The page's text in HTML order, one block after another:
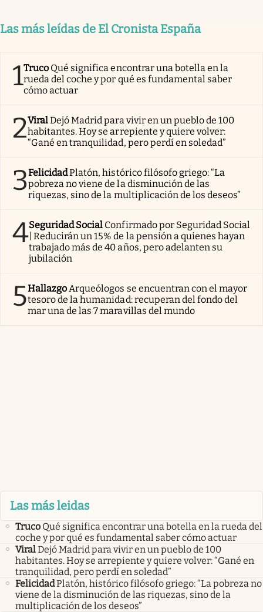
Las más leídas de El Cronista España
1Truco Qué significa encontrar una botella en la
rueda del coche y por qué es fundamental saber
cómo actuar
2ViralDejó Madrid para vivir en un pueblo de 100
habitantes. Hoy se arrepiente y quiere volver:
“Gané en tranquilidad, pero perdí en soledad”
3FelicidadPlatón, histórico filósofo griego: “La
pobreza no viene de la disminución de las
riquezas, sino de la multiplicación de los deseos”
4Seguridad Social Confirmado por Seguridad Social
| Reducirán un 15% de la pensión a quienes hayan
trabajado más de 40 años, pero adelanten su
jubilación
5HallazgoArqueólogos se encuentran con el mayor
tesoro de la humanidad: recuperan del fondo del
mar una de las 7 maravillas del mundo
Las más leidas
Truco Qué significa encontrar una botella en la rueda del
coche y por qué es fundamental saber cómo actuar
ViralDejó Madrid para vivir en un pueblo de 100
habitantes. Hoy se arrepiente y quiere volver: “Gané en
tranquilidad, pero perdí en soledad”
FelicidadPlatón, histórico filósofo griego: “La pobreza no
viene de la disminución de las riquezas, sino de la
multiplicación de los deseos”